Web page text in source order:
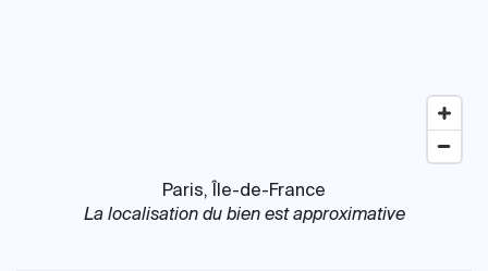
Paris, Île-de-France
La localisation du bien est approximative